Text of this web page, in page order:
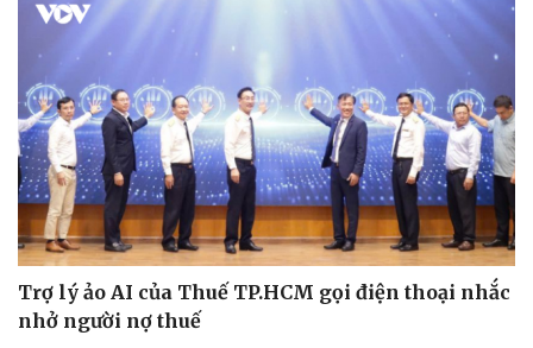
Trợ lý ảo AI của Thuế TP.HCM gọi điện thoại nhắc
nhở người nợ thuế